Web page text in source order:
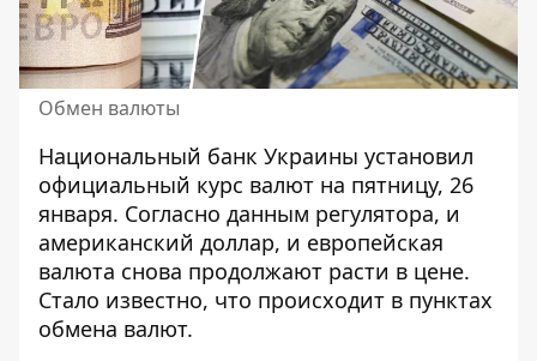
Обмен валюты
Национальный банк Украины установил
официальный курс валют на пятницу, 26
января. Согласно данным регулятора, и
американский доллар, и европейская
валюта снова продолжают расти в цене.
Стало известно, что происходит в пунктах
обмена валют.